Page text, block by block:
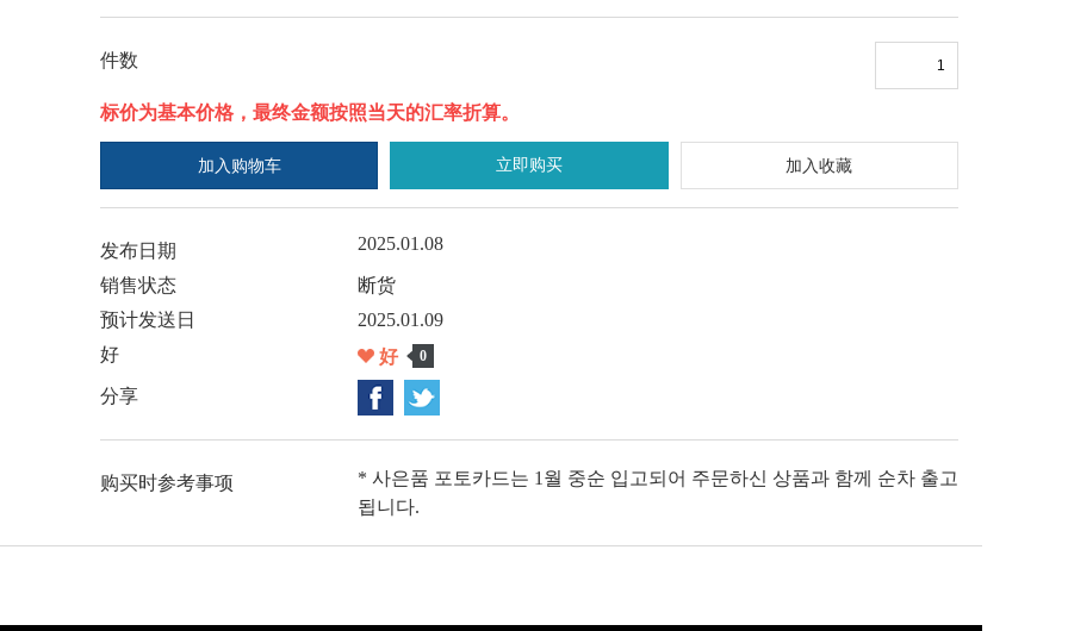
件数
标价为基本价格，最终金额按照当天的汇率折算。
加入购物车 立即购买 加入收藏
发布日期 2025.01.08
销售状态
断货
预计发送日
2025.01.09
好
好 0
分享
购买时参考事项
* 사은품 포토카드는 1월 중순 입고되어 주문하신 상품과 함께 순차 출고
됩니다.